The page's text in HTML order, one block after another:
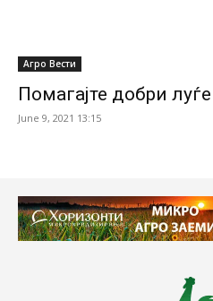
Агро Вести
Помагајте добри луѓе
June 9, 2021 13:15